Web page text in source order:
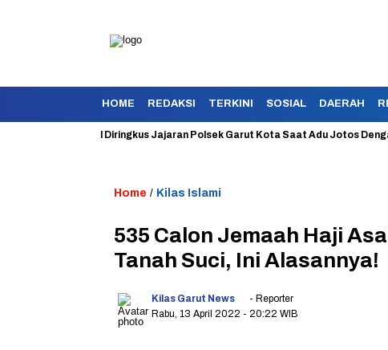
HOME REDAKSI TERKINI SOSIAL DAERAH
Berhasil Diringkus Jajaran Polsek Garut Kota Saat Adu Jotos Dengan
Home / Kilas Islami
535 Calon Jemaah Haji
Tanah Suci, Ini Alasannya!
Kilas Garut News
- Reporter
Rabu, 13 April 2022 - 20:22 WIB